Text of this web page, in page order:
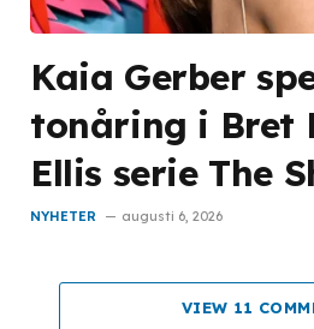
Kaia Gerber
tonåring i Bret
Ellis serie The
NYHETER augusti 6, 2026
VIEW 11